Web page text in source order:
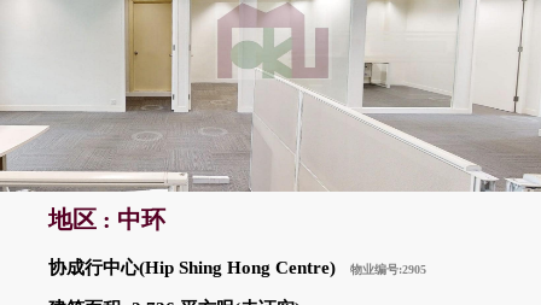
地区 : 中环
协成行中心(Hip Shing Hong Centre) 物业编号:2905